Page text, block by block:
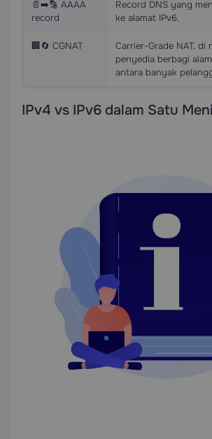
📄➡️🔡 AAAA
record
Record DNS yang
ke alamat IPv6.
🏢🔄 CGNAT
Carrier-Grade NAT, di
penyedia berbagi
antara banyak
IPv4 vs IPv6 dalam Satu